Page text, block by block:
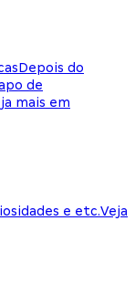
Depois do
de
mais em
e etc.Veja